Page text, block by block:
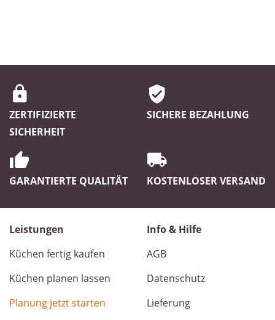
ZERTIFIZIERTE
SICHERHEIT
SICHERE BEZAHLUNG
GARANTIERTE QUALITÄT KOSTENLOSER VERSAND
Leistungen
Küchen fertig kaufen
Küchen planen lassen
Planung jetzt starten
Info & Hilfe
AGB
Datenschutz
Lieferung